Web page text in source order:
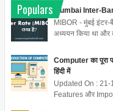
Populars
Mumbai Inter-
MIBOR - मुंबई
अध्ययन किया था और
Computer का
हिंदी में
Updated On : 21-
Features और